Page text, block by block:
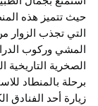
حيث تتميز هذه
التي تجذب الزوار
المشي وركوب
الصخرية التاريخية
برحلة بالمنطاد
زيارة أحد